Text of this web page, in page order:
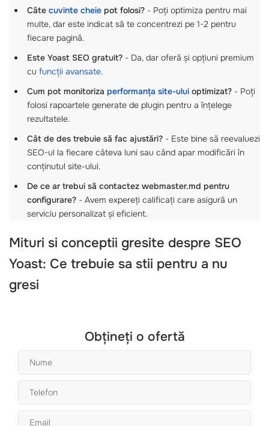
Câte cuvinte cheie pot folosi? - Poți optimiza pentru mai
multe, dar este indicat să te concentrezi pe 1-2 pentru
fiecare pagină.
Este Yoast SEO gratuit? - Da, dar oferă și opțiuni premium
cu funcții avansate.
Cum pot monitoriza performanța site-ului optimizat? - Poți
folosi rapoartele generate de plugin pentru a înțelege
rezultatele.
Cât de des trebuie să fac ajustări? - Este bine să reevaluezi
SEO-ul la fiecare câteva luni sau când apar modificări în
conținutul site-ului.
De ce ar trebui să contactez webmaster.md pentru
configurare? - Avem expereți calificați care asigură un
serviciu personalizat și eficient.
Mituri si conceptii gresite despre SEO
Yoast: Ce trebuie sa stii pentru a nu
gresi
Obțineți o ofertă